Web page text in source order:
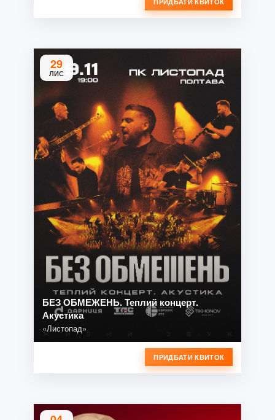
29
ЛИС
БЕЗ ОБМЕЖЕНЬ. Теплий концерт.
Акустика
«Листопад»
ПРИДБАТИ КВИТОК